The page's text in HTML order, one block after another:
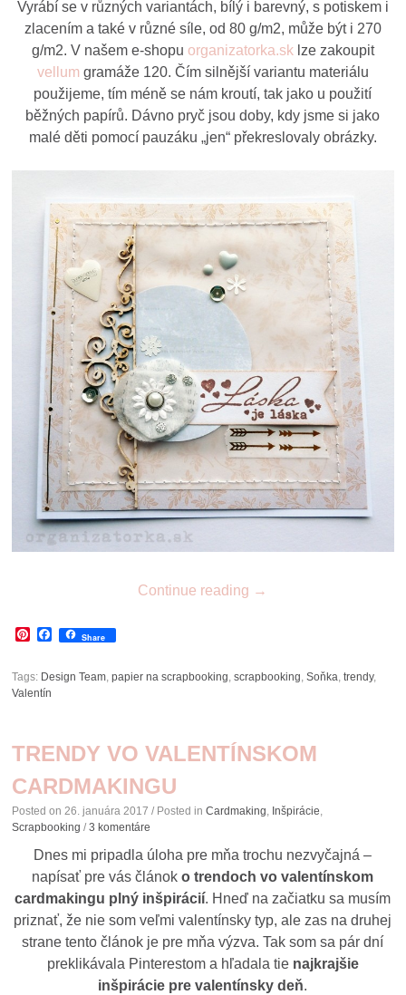
Vyrábí se v různých variantách, bílý i barevný, s potiskem i
zlacením a také v různé síle, od 80 g/m2, může být i 270
g/m2. V našem e-shopu organizatorka.sklze zakoupit
vellum gramáže 120. Čím silnější variantu materiálu
použijeme, tím méně se nám kroutí, tak jako u použití
běžných papírů. Dávno pryč jsou doby, kdy jsme si jako
malé děti pomocí pauzáku „jen“ překreslovaly obrázky.
Continue reading →
Pinterest
Facebook
Share
Tags: Design Team,papier na scrapbooking,scrapbooking,Soňka,trendy,
Valentín
TRENDY VO VALENTÍNSKOM
CARDMAKINGU
Posted on26. januára 2017 / Posted inCardmaking, Inšpirácie,
Scrapbooking /3 komentáre
Dnes mi pripadla úloha pre mňa trochu nezvyčajná –
napísať pre vás článoko trendoch vo valentínskom
cardmakingu plný inšpirácií. Hneď na začiatku sa musím
priznať, že nie som veľmi valentínsky typ, ale zas na druhej
strane tento článok je pre mňa výzva. Tak som sa pár dní
preklikávala Pinterestom a hľadala tie najkrajšie
inšpirácie pre valentínsky deň.